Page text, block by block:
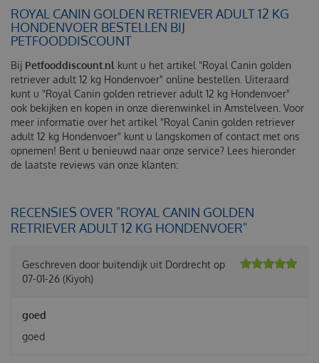
ROYAL CANIN GOLDEN RETRIEVER ADULT 12 KG
HONDENVOER BESTELLEN BIJ
PETFOODDISCOUNT
Bij Petfooddiscount.nl kunt u het artikel "Royal Canin golden
retriever adult 12 kg Hondenvoer" online bestellen. Uiteraard
kunt u "Royal Canin golden retriever adult 12 kg Hondenvoer"
ook bekijken en kopen in onze dierenwinkel in Amstelveen. Voor
meer informatie over het artikel "Royal Canin golden retriever
adult 12 kg Hondenvoer" kunt u langskomen of contact met ons
opnemen! Bent u benieuwd naar onze service? Lees hieronder
de laatste reviews van onze klanten:
RECENSIES OVER "ROYAL CANIN GOLDEN
RETRIEVER ADULT 12 KG HONDENVOER"
Geschreven door buitendijk uit Dordrecht op
07-01-26 (Kiyoh)
goed
goed